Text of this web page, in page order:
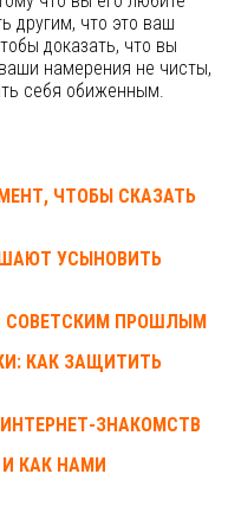
другим, что это ваш
доказать, что вы
намерения не чисты,
себя обиженным.
ЧТОБЫ СКАЗАТЬ
УСЫНОВИТЬ
СОВЕТСКИМ ПРОШЛЫМ
КАК ЗАЩИТИТЬ
ЗНАКОМСТВ
КАК НАМИ